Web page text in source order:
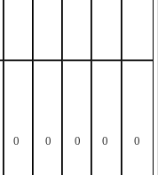
0 0 0 0 0